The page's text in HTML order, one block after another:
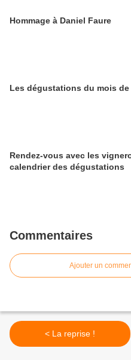
Hommage à Daniel Faure
Les dégustations du mois de
Rendez-vous avec les
calendrier des dégustations
Commentaires
Ajouter un
< La reprise !